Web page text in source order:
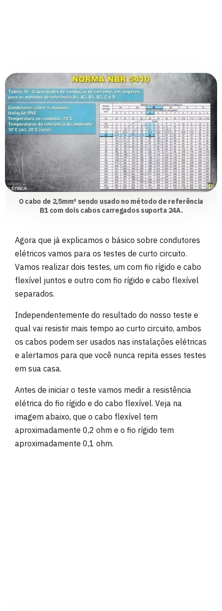
O cabo de 2,5mm² sendo usado no método de referência
B1 com dois cabos carregados suporta 24A.
Agora que já explicamos o básico sobre condutores
elétricos vamos para os testes de curto circuito.
Vamos realizar dois testes, um com fio rígido e cabo
flexível juntos e outro com fio rígido e cabo flexível
separados.
Independentemente do resultado do nosso teste e
qual vai resistir mais tempo ao curto circuito, ambos
os cabos podem ser usados nas instalações elétricas
e alertamos para que você nunca repita esses testes
em sua casa.
Antes de iniciar o teste vamos medir a resistência
elétrica do fio rígido e do cabo flexível. Veja na
imagem abaixo, que o cabo flexível tem
aproximadamente 0,2 ohm e o fio rígido tem
aproximadamente 0,1 ohm.